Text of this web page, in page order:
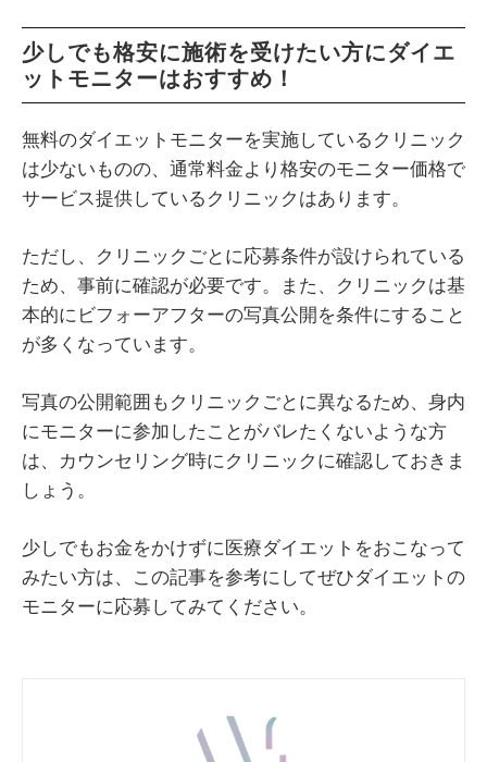
少しでも格安に施術を受けたい方にダイエ
ットモニターはおすすめ！
無料のダイエットモニターを実施しているクリニック
は少ないものの、通常料金より格安のモニター価格で
サービス提供しているクリニックはあります。
ただし、クリニックごとに応募条件が設けられている
ため、事前に確認が必要です。また、クリニックは基
本的にビフォーアフターの写真公開を条件にすること
が多くなっています。
写真の公開範囲もクリニックごとに異なるため、身内
にモニターに参加したことがバレたくないような方
は、カウンセリング時にクリニックに確認しておきま
しょう。
少しでもお金をかけずに医療ダイエットをおこなって
みたい方は、この記事を参考にしてぜひダイエットの
モニターに応募してみてください。